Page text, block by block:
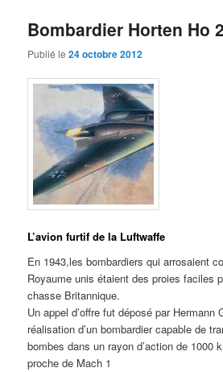
Bombardier Horten Ho
Publié le24 octobre 2012
L’avion furtif de la Luftwaffe
En 1943,les bombardiers qui arrosaient
Royaume unis étaient des proies faciles
chasse Britannique.
Un appel d’offre fut déposé par Hermann
réalisation d’un bombardier capable de
bombes dans un rayon d’action de 1000
proche de Mach 1